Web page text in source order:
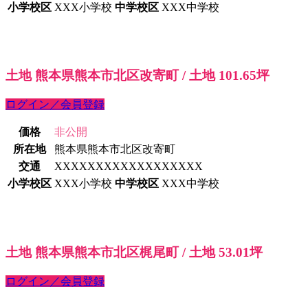
小学校区 XXX小学校 中学校区 XXX中学校
土地 熊本県熊本市北区改寄町 / 土地 101.65坪
ログイン／会員登録
価格
非公開
所在地
熊本県熊本市北区改寄町
交通
XXXXXXXXXXXXXXXXXX
小学校区 XXX小学校 中学校区 XXX中学校
土地 熊本県熊本市北区梶尾町 / 土地 53.01坪
ログイン／会員登録